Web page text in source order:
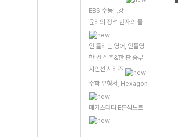
EBS 수능특강
윤리의 정석 현자의 돌
안 틀리는 영어, 안틀영
한 권 질주&한 판 승부
지인선 시리즈
수학 유형서, Hexagon
메가스터디 E분석노트